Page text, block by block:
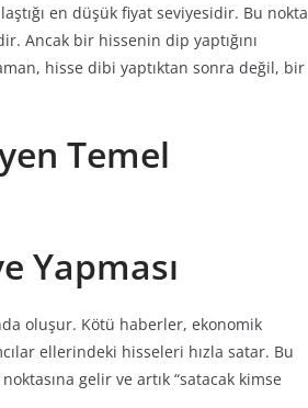
en düşük fiyat seviyesidir. Bu nokta
Ancak bir hissenin dip yaptığını
hisse dibi yaptıktan sonra değil, bir
Temel
Yapması
oluşur. Kötü haberler, ekonomik
ellerindeki hisseleri hızla satar. Bu
gelir ve artık “satacak kimse